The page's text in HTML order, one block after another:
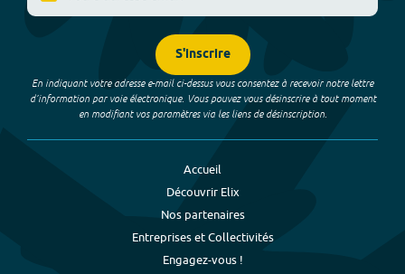
S'inscrire
En indiquant votre adresse e-mail ci-dessus vous consentez à recevoir notre lettre
d’information par voie électronique. Vous pouvez vous désinscrire à tout moment
en modifiant vos paramètres via les liens de désinscription.
Accueil
Découvrir Elix
Nos partenaires
Entreprises et Collectivités
Engagez-vous !